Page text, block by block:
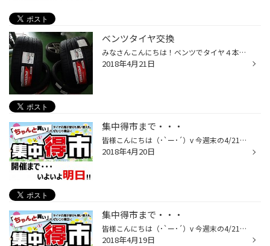
ベンツタイヤ交換
みなさんこんにちは！ベンツでタイヤ４本交換をしました！ フロントに２５５って凄いワイドなタイヤでビックリです！リアはもっと凄い２８５(⌒▽⌒;) オッドロキー！ タイヤはブリヂストン最高級グレードのポテンザをｲﾝｽﾄｰﾙ！！ もうすぐGWです！快適運転をする為にタイヤ交換は早めをおすすめします...
2018年4月21日
集中得市まで・・・
皆様こんにちは（･`ー･´）v 今週末の4/21(土)～4/30日(月)の期間中、タイヤ館では『集中得市』を開催致します！ ご来店お待ちしておりますm(_ _)m
2018年4月20日
集中得市まで・・・
皆様こんにちは（･`ー･´）v 今週末の4/21(土)～4/30日(日)の期間中、タイヤ館では『集中得市』を開催致します！ ご来店お待ちしておりますm(_ _)m
2018年4月19日